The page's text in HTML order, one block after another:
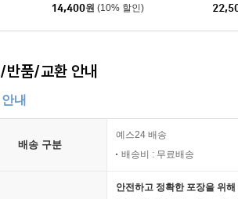
14,400원 (10% 할인)
반품/교환 안내
내
배송 구분
예스24 배송
배송비 : 무료배송
안전하고 정확한 포장을 위